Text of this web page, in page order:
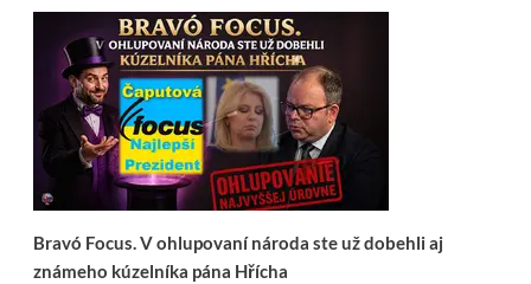
Bravó Focus. V ohlupovaní národa ste už dobehli aj
známeho kúzelníka pána Hřícha